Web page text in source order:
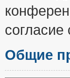
согласие
Общие